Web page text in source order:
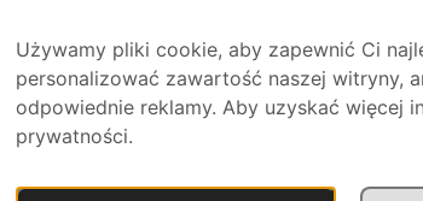
Używamy pliki cookie, aby zapewnić Ci
personalizować zawartość naszej witryny,
odpowiednie reklamy. Aby uzyskać więcej
prywatności.